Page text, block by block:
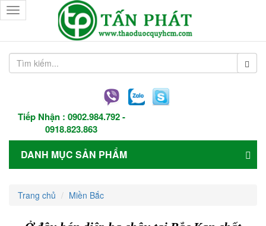
Tiếp Nhận : 0902.984.792-
0918.823.863
Toggle
navigation
DANH MỤC SẢN PHẨM
Trang chủ Miền Bắc